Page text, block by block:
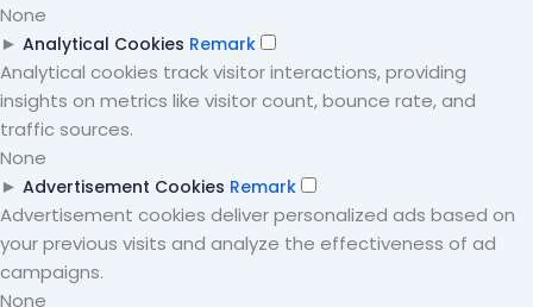
None
► Analytical Cookies Remark
Analytical cookies track visitor interactions, providing
insights on metrics like visitor count, bounce rate, and
traffic sources.
None
► Advertisement Cookies Remark
Advertisement cookies deliver personalized ads based on
your previous visits and analyze the effectiveness of ad
campaigns.
None